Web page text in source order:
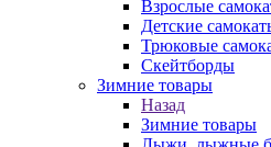
Взрослые
Детские
Трюковые
Скейтборды
Зимние товары
Назад
Зимние товары